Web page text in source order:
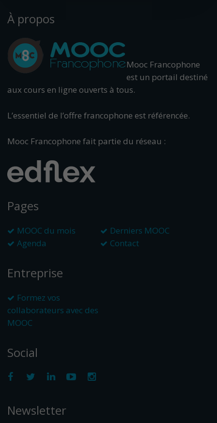
À propos
Mooc Francophone
est un portail destiné
aux cours en ligne ouverts à tous.
L’essentiel de l’offre francophone est référencée.
Mooc Francophone fait partie du réseau :
Pages
MOOC du mois
Derniers MOOC
Agenda
Contact
Entreprise
Formez vos
collaborateurs avec des
MOOC
Social
Newsletter